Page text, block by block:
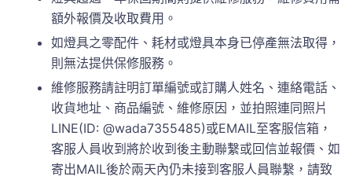
額外報價及收取費用。
如燈具之零配件、耗材或燈具本身已停產無法取得，
則無法提供保修服務。
維修服務請註明訂單編號或訂購人姓名、連絡電話、
收貨地址、商品編號、維修原因，並拍照連同照片
LINE(ID: @wada7355485)或EMAIL至客服信箱，
客服人員收到將於收到後主動聯繫或回信並報價、如
寄出MAIL後於兩天內仍未接到客服人員聯繫，請致